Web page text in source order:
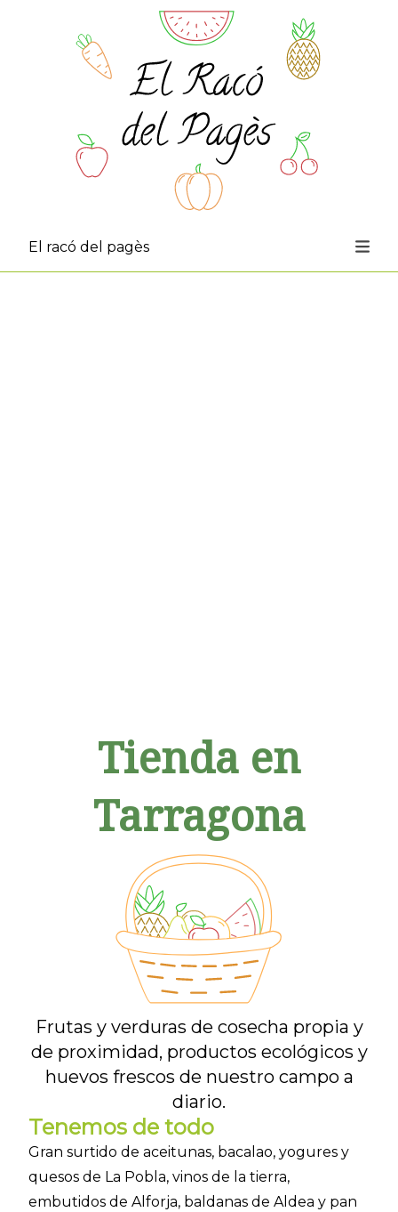
El racó del pagès
Tienda
Productos
Calçotadas
Contacto
Tienda en
Tarragona
Frutas y verduras de cosecha propia y
de proximidad, productos ecológicos y
huevos frescos de nuestro campo a
diario.
Tenemos de todo
Gran surtido de aceitunas, bacalao, yogures y
quesos de La Pobla, vinos de la tierra,
embutidos de Alforja, baldanas de Aldea y pan